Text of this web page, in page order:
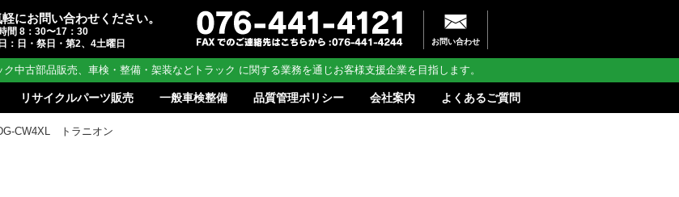
にお問い合わせください。
間 8：30〜17：30
：日・祭日・第2、4土曜日
お問い合わせ
中古部品販売、車検・整備・架装などトラック に関する業務を通じお客様支援企業を目指します。
リサイクルパーツ販売 一般車検整備 品質管理ポリシー 会社案内 よくあるご質問
CW4XL トラニオン